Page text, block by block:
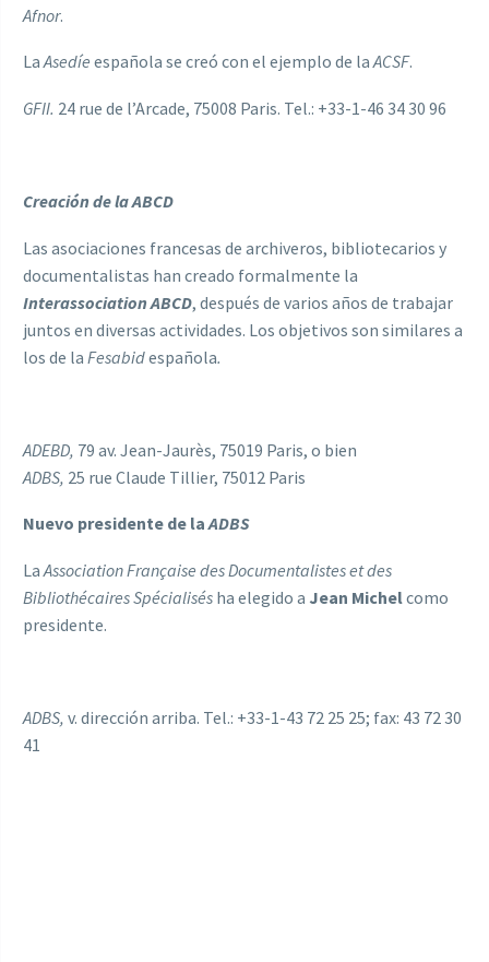
Afnor.
LaAsedíe española se creó con el ejemplo de laACSF.
GFII. 24 rue de l’Arcade, 75008 Paris. Tel.: +33-1-46 34 30 96
Creación de la ABCD
Las asociaciones francesas de archiveros, bibliotecarios y
documentalistas han creado formalmente la
Interassociation ABCD, después de varios años de trabajar
juntos en diversas actividades. Los objetivos son similares a
los de la Fesabidespañola.
ADEBD, 79 av. Jean-Jaurès, 75019 Paris, o bien
ADBS, 25 rue Claude Tillier, 75012 Paris
Nuevo presidente de laADBS
La Association Française des Documentalistes et des
Bibliothécaires Spécialisés ha elegido a Jean Michelcomo
presidente.
ADBS, v. dirección arriba. Tel.: +33-1-43 72 25 25; fax: 43 72 30
41